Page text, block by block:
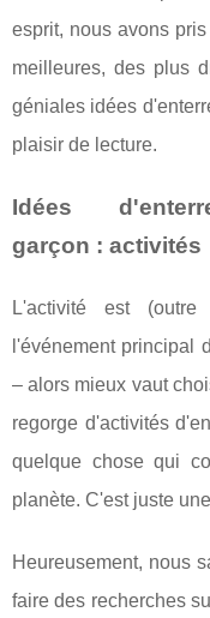
esprit, nous avons
meilleures, des plus
géniales idées
plaisir de lecture.
Idées
garçon : activités
L'activité est
l'événement principal
– alors mieux vaut
regorge d'activités
quelque chose qui
planète. C'est juste
Heureusement, nous
faire des recherches